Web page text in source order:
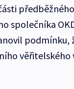
společníka
podmínku,
věřitelského